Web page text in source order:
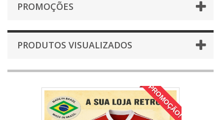
PROMOÇÕES
PRODUTOS VISUALIZADOS
PROMOÇÃO!